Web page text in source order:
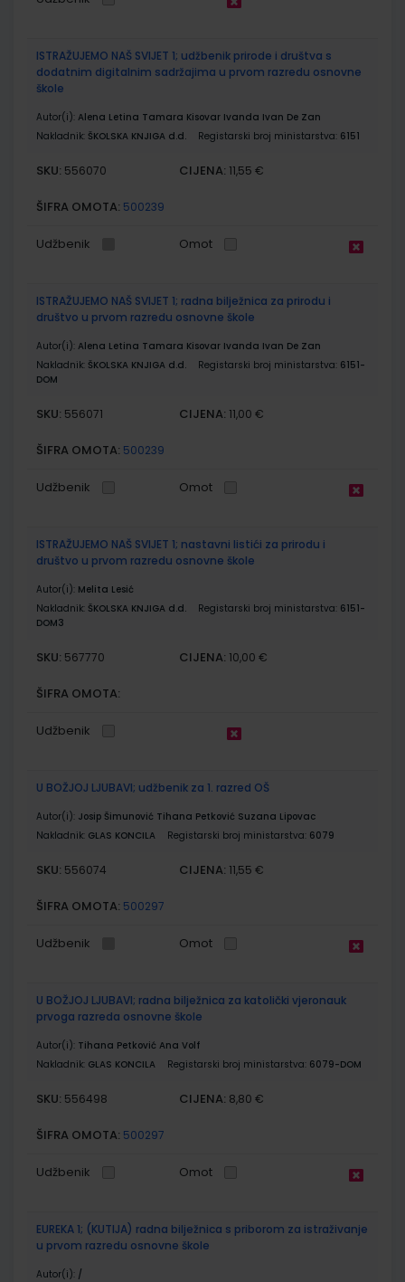
ISTRAŽUJEMO NAŠ SVIJET 1; udžbenik prirode i društva s
dodatnim digitalnim sadržajima u prvom razredu osnovne
škole
Autor(i): Alena Letina Tamara Kisovar Ivanda Ivan De Zan
Nakladnik: ŠKOLSKA KNJIGA d.d. Registarski broj ministarstva: 6151
SKU: 556070 CIJENA: 11,55 €
ŠIFRA OMOTA: 500239
Udžbenik Omot
ISTRAŽUJEMO NAŠ SVIJET 1; radna bilježnica za prirodu i
društvo u prvom razredu osnovne škole
Autor(i): Alena Letina Tamara Kisovar Ivanda Ivan De Zan
Nakladnik: ŠKOLSKA KNJIGA d.d. Registarski broj ministarstva: 6151-
DOM
SKU: 556071 CIJENA: 11,00 €
ŠIFRA OMOTA: 500239
Udžbenik Omot
ISTRAŽUJEMO NAŠ SVIJET 1; nastavni listići za prirodu i
društvo u prvom razredu osnovne škole
Autor(i): Melita Lesić
Nakladnik: ŠKOLSKA KNJIGA d.d. Registarski broj ministarstva: 6151-
DOM3
SKU: 567770 CIJENA: 10,00 €
ŠIFRA OMOTA:
Udžbenik
U BOŽJOJ LJUBAVI; udžbenik za 1. razred OŠ
Autor(i): Josip Šimunović Tihana Petković Suzana Lipovac
Nakladnik: GLAS KONCILA Registarski broj ministarstva: 6079
SKU: 556074 CIJENA: 11,55 €
ŠIFRA OMOTA: 500297
Udžbenik Omot
U BOŽJOJ LJUBAVI; radna bilježnica za katolički vjeronauk
prvoga razreda osnovne škole
Autor(i): Tihana Petković Ana Volf
Nakladnik: GLAS KONCILA Registarski broj ministarstva: 6079-DOM
SKU: 556498 CIJENA: 8,80 €
ŠIFRA OMOTA: 500297
Udžbenik Omot
EUREKA 1; (KUTIJA) radna bilježnica s priborom za istraživanje
u prvom razredu osnovne škole
Autor(i): /